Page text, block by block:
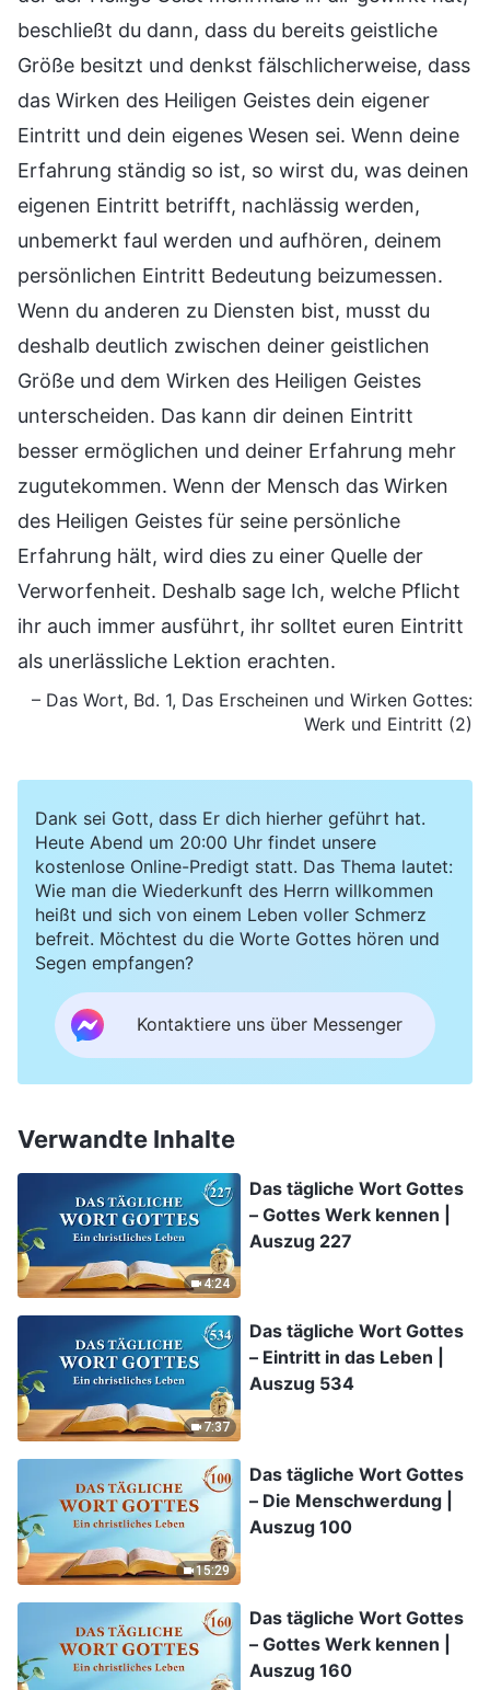
beschließt du dann, dass du bereits geistliche
Größe besitzt und denkst fälschlicherweise, dass
das Wirken des Heiligen Geistes dein eigener
Eintritt und dein eigenes Wesen sei. Wenn deine
Erfahrung ständig so ist, so wirst du, was deinen
eigenen Eintritt betrifft, nachlässig werden,
unbemerkt faul werden und aufhören, deinem
persönlichen Eintritt Bedeutung beizumessen.
Wenn du anderen zu Diensten bist, musst du
deshalb deutlich zwischen deiner geistlichen
Größe und dem Wirken des Heiligen Geistes
unterscheiden. Das kann dir deinen Eintritt
besser ermöglichen und deiner Erfahrung mehr
zugutekommen. Wenn der Mensch das Wirken
des Heiligen Geistes für seine persönliche
Erfahrung hält, wird dies zu einer Quelle der
Verworfenheit. Deshalb sage Ich, welche Pflicht
ihr auch immer ausführt, ihr solltet euren Eintritt
als unerlässliche Lektion erachten.
– Das Wort, Bd. 1, Das Erscheinen und Wirken Gottes:
Werk und Eintritt (2)
Dank sei Gott, dass Er dich hierher geführt hat.
Heute Abend um 20:00 Uhr findet unsere
kostenlose Online-Predigt statt. Das Thema lautet:
Wie man die Wiederkunft des Herrn willkommen
heißt und sich von einem Leben voller Schmerz
befreit. Möchtest du die Worte Gottes hören und
Segen empfangen?
Kontaktiere uns über Messenger
Verwandte Inhalte
4:24
Das tägliche Wort Gottes
– Gottes Werk kennen |
Auszug 227
7:37
Das tägliche Wort Gottes
– Eintritt in das Leben |
Auszug 534
15:29
Das tägliche Wort Gottes
– Die Menschwerdung |
Auszug 100
Das tägliche Wort Gottes
– Gottes Werk kennen |
Auszug 160